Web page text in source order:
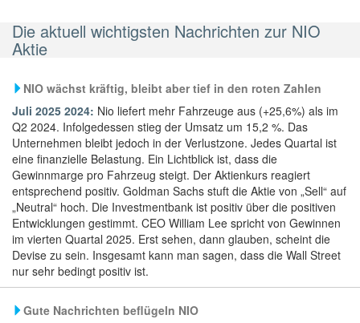
Die aktuell wichtigsten Nachrichten zur NIO
Aktie
NIO wächst kräftig, bleibt aber tief in den roten Zahlen
Juli 2025 2024: Nio liefert mehr Fahrzeuge aus (+25,6%) als im
Q2 2024. Infolgedessen stieg der Umsatz um 15,2 %. Das
Unternehmen bleibt jedoch in der Verlustzone. Jedes Quartal ist
eine finanzielle Belastung. Ein Lichtblick ist, dass die
Gewinnmarge pro Fahrzeug steigt. Der Aktienkurs reagiert
entsprechend positiv. Goldman Sachs stuft die Aktie von „Sell“ auf
„Neutral“ hoch. Die Investmentbank ist positiv über die positiven
Entwicklungen gestimmt. CEO William Lee spricht von Gewinnen
im vierten Quartal 2025. Erst sehen, dann glauben, scheint die
Devise zu sein. Insgesamt kann man sagen, dass die Wall Street
nur sehr bedingt positiv ist.
Gute Nachrichten beflügeln NIO